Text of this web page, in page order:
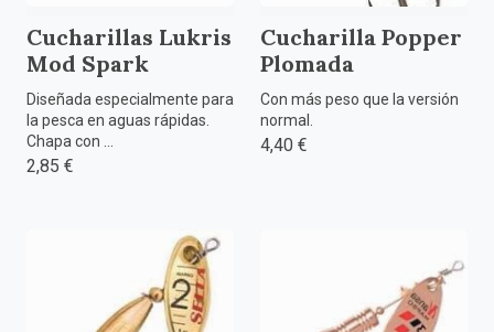
Cucharillas Lukris
Mod Spark
Diseñada especialmente para
la pesca en aguas rápidas.
Chapa con ...
2,85 €
Cucharilla Popper
Plomada
Con más peso que la versión
normal.
4,40 €